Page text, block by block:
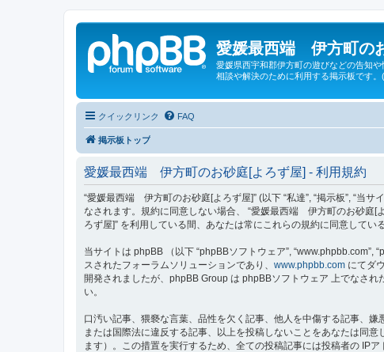
愛媛最西端 伊方町の
愛媛県西宇和郡伊方町の遊びなどの告知
相談や解決のために利用する掲示板です
クイックリンク FAQ
掲示板トップ
愛媛最西端 伊方町のお砂庭[よろず屋] - 利用規約
“愛媛最西端 伊方町のお砂庭[よろず屋]” (以下 “私達”, “掲示板”, “当
なされます。規約に同意しない場合、 “愛媛最西端 伊方町のお砂庭[
ろず屋]” を利用している間、あなたは常にこれらの規約に同意してい
当サイトは phpBB （以下 “phpBBソフトウェア”, “www.phpbb.com”,
スされたフォーラムソリューションであり、 www.phpbb.com にてダ
開発されましたが、phpBB Group は phpBBソフトウェア 上でなさ
い。
口汚い記事、猥褻な言葉、品性を欠く記事、他人を中傷する記事、
または国際法に違反する記事、以上を投稿しないことをあなたは同
ます）。この措置を実行するため、全ての投稿記事には投稿者の IP